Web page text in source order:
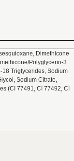
Dimethicone
Polyglycerin-3
18 Triglycerides, Sodium
Sodium Citrate,
(CI 77491, CI 77492, CI